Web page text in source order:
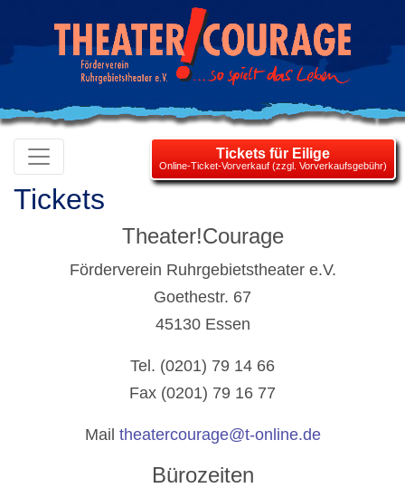
Tickets für Eilige
Online-Ticket-Vorverkauf (zzgl. Vorverkaufsgebühr)
Tickets
Theater!Courage
Förderverein Ruhrgebietstheater e.V.
Goethestr. 67
45130 Essen
Tel. (0201) 79 14 66
Fax (0201) 79 16 77
Mail theatercourage@t-online.de
Bürozeiten